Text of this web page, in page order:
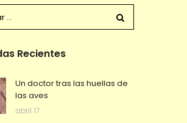
Recientes
Un doctor tras las huellas de
las aves
abril 17